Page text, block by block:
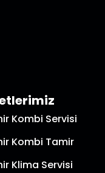
Kombi Servisi
Kombi Tamir
Klima Servisi